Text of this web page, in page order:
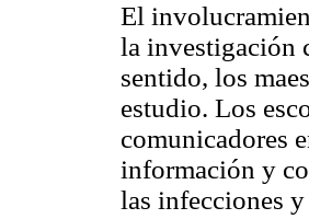
El
la investigación
sentido, los
estudio. Los
comunicadores
información y
las infecciones